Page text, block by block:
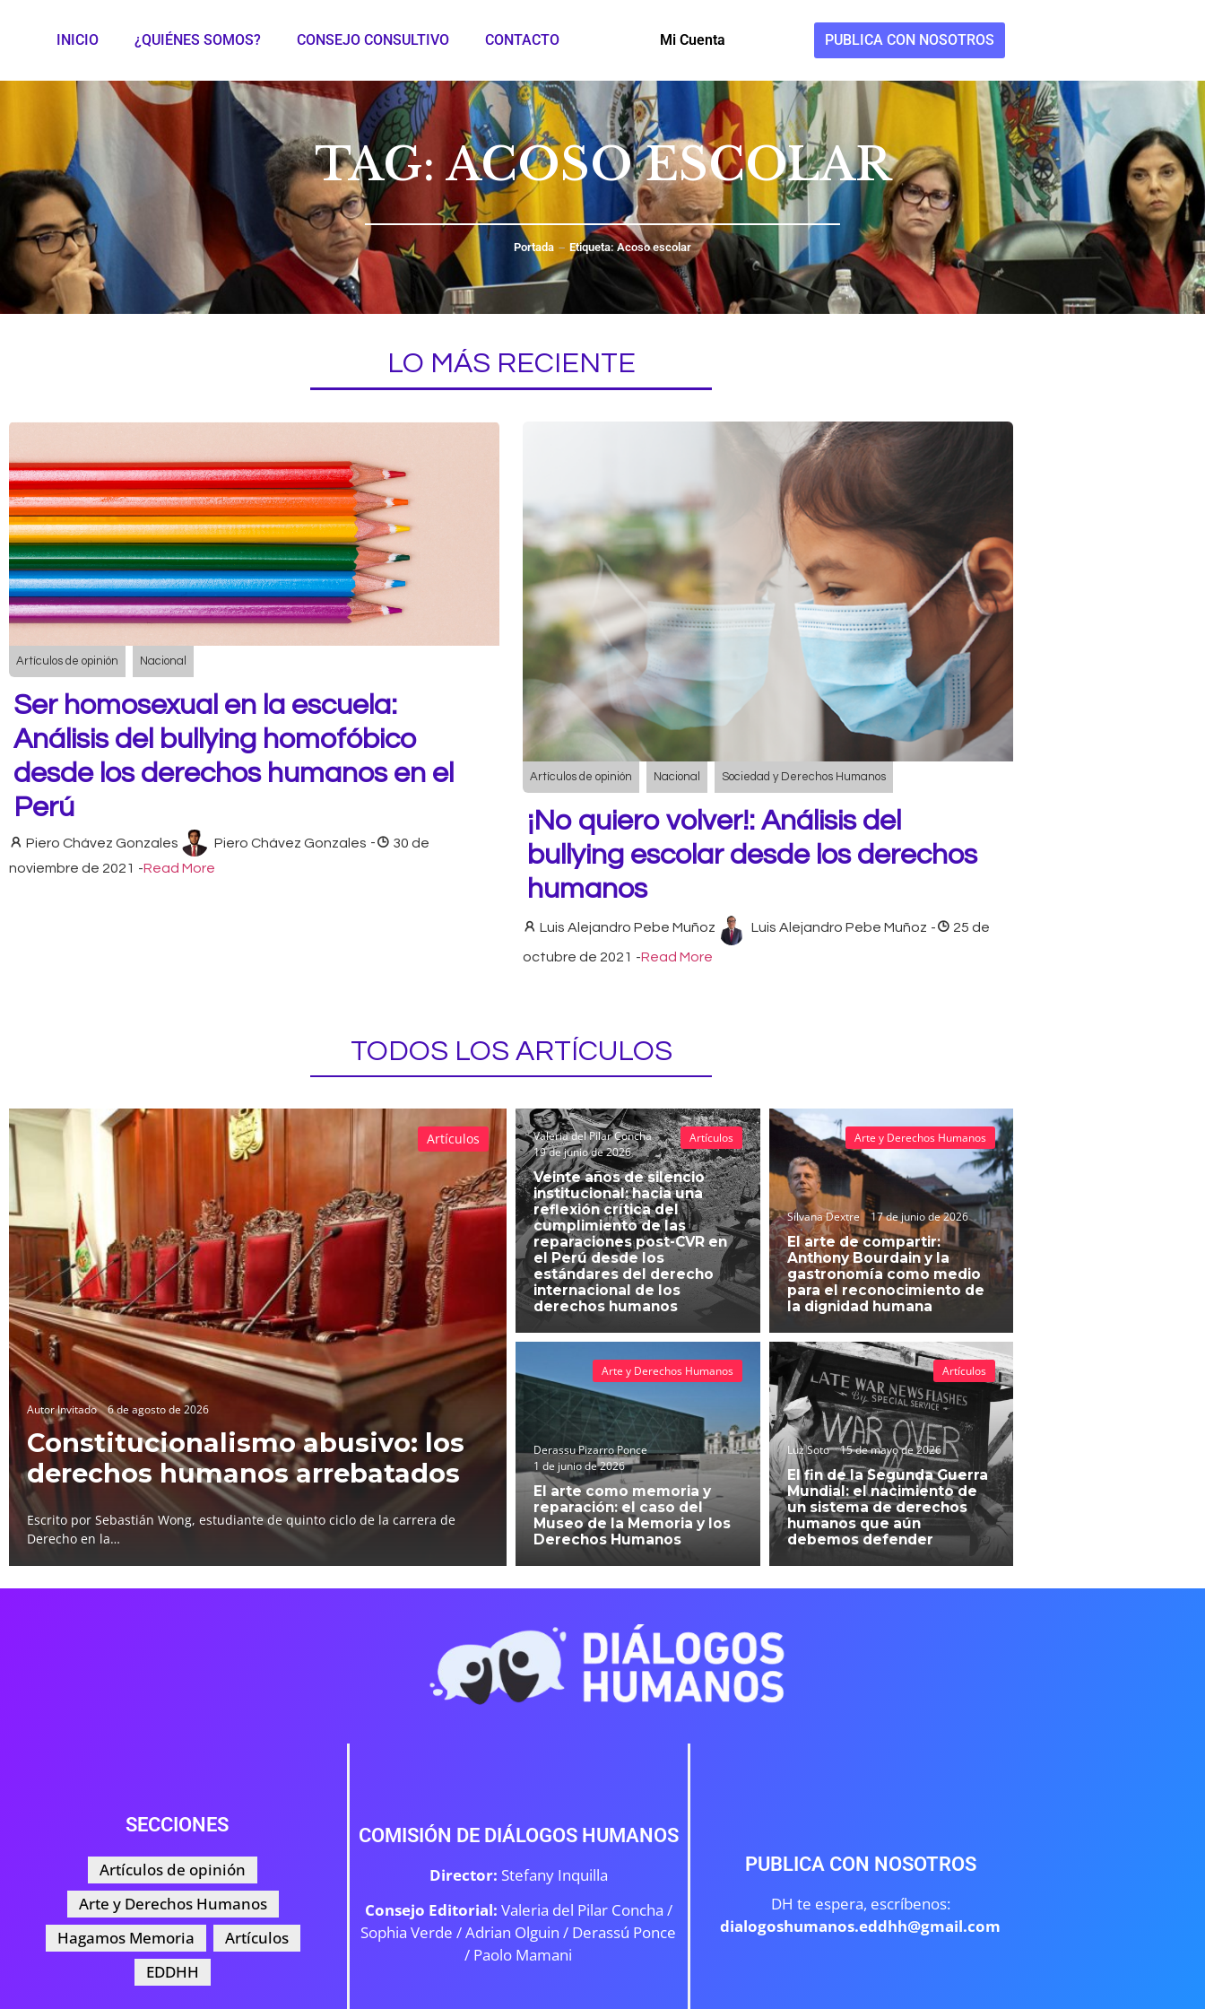
INICIO ¿QUIÉNES SOMOS? CONSEJO CONSULTIVO CONTACTO Mi Cuenta PUBLICA CON NOSOTROS
TAG: ACOSO ESCOLAR
Portada Etiqueta: Acoso escolar
LO MÁS RECIENTE
Artículos de opinión Nacional
Ser homosexual en la escuela:
Análisis del bullying homofóbico
desde los derechos humanos en el
Perú
Piero Chávez Gonzales Piero Chávez Gonzales -
30 de
noviembre de 2021 -Read More
Artículos de opinión Nacional Sociedad y Derechos Humanos
¡No quiero volver!: Análisis del
bullying escolar desde los derechos
humanos
Luis Alejandro Pebe Muñoz Luis Alejandro Pebe Muñoz - 25 de
octubre de 2021 -Read More
TODOS LOS ARTÍCULOS
Autor Invitado 6 de agosto de 2026
Constitucionalismo abusivo: los
derechos humanos arrebatados
Escrito por Sebastián Wong, estudiante de quinto ciclo de la carrera de
Derecho en la…
Artículos
Valeria del Pilar Concha
19 de junio de 2026
Veinte años de silencio
institucional: hacia una
reflexión crítica del
cumplimiento de las
reparaciones post-CVR en
el Perú desde los
estándares del derecho
internacional de los
derechos humanos
Artículos
Silvana Dextre 17 de junio de 2026
El arte de compartir:
Anthony Bourdain y la
gastronomía como medio
para el reconocimiento de
la dignidad humana
Arte y Derechos Humanos
Derassu Pizarro Ponce
1 de junio de 2026
El arte como memoria y
reparación: el caso del
Museo de la Memoria y los
Derechos Humanos
Arte y Derechos Humanos
Luz Soto 15 de mayo de 2026
El fin de la Segunda Guerra
Mundial: el nacimiento de
un sistema de derechos
humanos que aún
debemos defender
Artículos
SECCIONES
Artículos de opinión
Arte y Derechos Humanos
Hagamos Memoria
Artículos
EDDHH
COMISIÓN DE DIÁLOGOS HUMANOS
Director: Stefany Inquilla
Consejo Editorial: Valeria del Pilar Concha /
Sophia Verde /Adrian Olguin / Derassú Ponce
/ Paolo Mamani
PUBLICA CON NOSOTROS
DH te espera, escríbenos:
dialogoshumanos.eddhh@gmail.com